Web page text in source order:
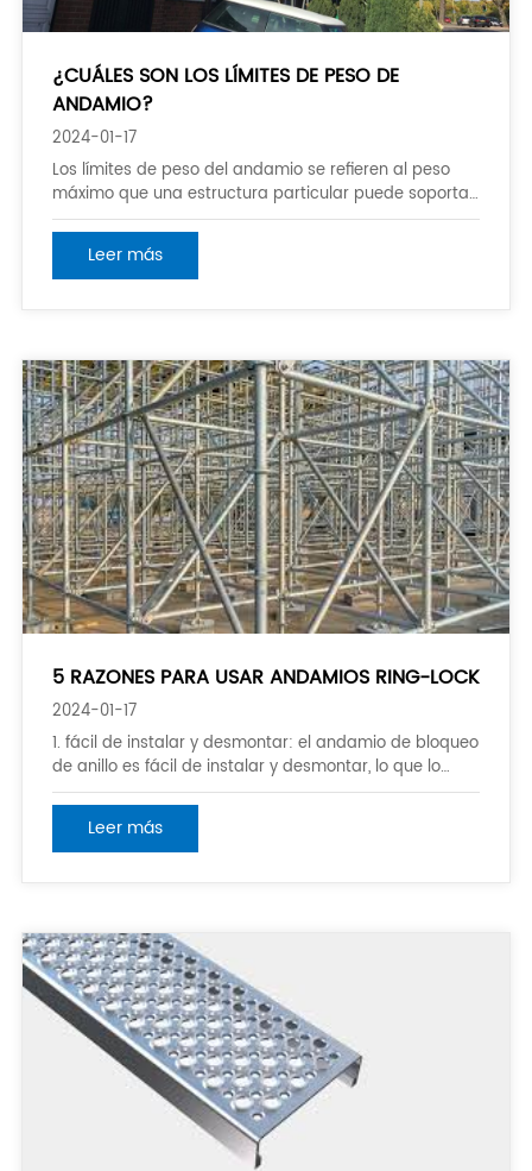
¿CUÁLES SON LOS LÍMITES DE PESO DE
ANDAMIO?
2024-01-17
Los límites de peso del andamio se refieren al peso
máximo que una estructura particular puede soportar.
Varía según el tipo de andamio y sus materiales de
construcción. En general, los límites de peso de
andamios son establecidos por la industria de la
Leer más
5 RAZONES PARA USAR ANDAMIOS RING-LOCK
2024-01-17
1. fácil de instalar y desmontar: el andamio de bloqueo
de anillo es fácil de instalar y desmontar, lo que lo
hace adecuado para tareas a corto plazo o
temporales donde se necesita andamio solo por un
corto período de tiempo. 2. seguro y confiable: el
Leer más